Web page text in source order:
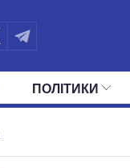
ПОЛIТИКИ